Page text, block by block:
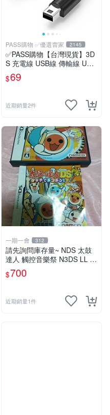
PASS購物 ✅優選賣家 2145
✅PASS購物【台灣現貨】3D
S 充電線 USB線 傳輸線 USB
充電器 NEW 3DS LL N3DS 3
DSXL
$69
近期銷量2件
一期一會 312
請先詢問庫存量~ NDS 太鼓
達人 觸控音樂祭 N3DS LL N
EW 2DS 3DS LL 日規主機可
玩
$700
近期銷量1件